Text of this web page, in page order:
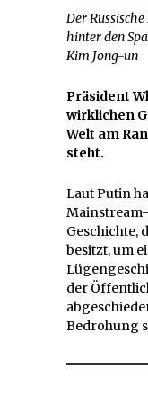
Der
hinter den
Kim Jong-un
Präsident
wirklichen
Welt am
steht.
Laut Putin
Geschichte,
besitzt, um
der
Bedrohung